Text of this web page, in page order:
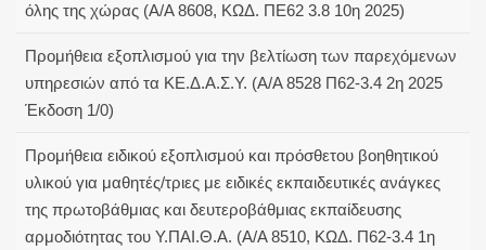
όλης της χώρας (Α/Α 8608, ΚΩΔ. ΠΕ62 3.8 10η 2025)
Προμήθεια εξοπλισμού για την βελτίωση των παρεχόμενων
υπηρεσιών από τα ΚΕ.Δ.Α.Σ.Υ. (Α/Α 8528 Π62-3.4 2η 2025
Έκδοση 1/0)
Προμήθεια ειδικού εξοπλισμού και πρόσθετου βοηθητικού
υλικού για μαθητές/τριες με ειδικές εκπαιδευτικές ανάγκες
της πρωτοβάθμιας και δευτεροβάθμιας εκπαίδευσης
αρμοδιότητας του Υ.ΠΑΙ.Θ.Α. (Α/Α 8510, ΚΩΔ. Π62-3.4 1η